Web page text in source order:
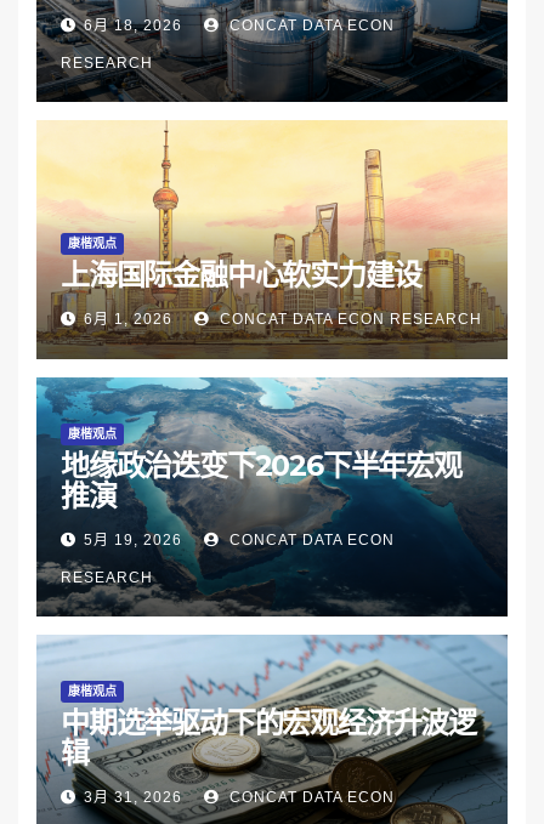
6月 18, 2026 CONCAT DATA ECON
RESEARCH
康楷观点
上海国际金融中心软实力建设
6月 1, 2026 CONCAT DATA ECON RESEARCH
康楷观点
地缘政治迭变下2026下半年宏观
推演
5月 19, 2026 CONCAT DATA ECON
RESEARCH
康楷观点
中期选举驱动下的宏观经济升波逻
辑
3月 31, 2026 CONCAT DATA ECON